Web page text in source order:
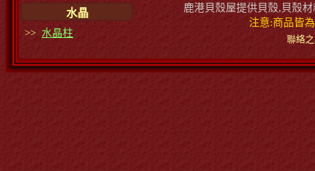
水晶
>> 水晶柱
鹿港貝殼屋提供貝殼,貝殼
注意:商品皆
聯絡